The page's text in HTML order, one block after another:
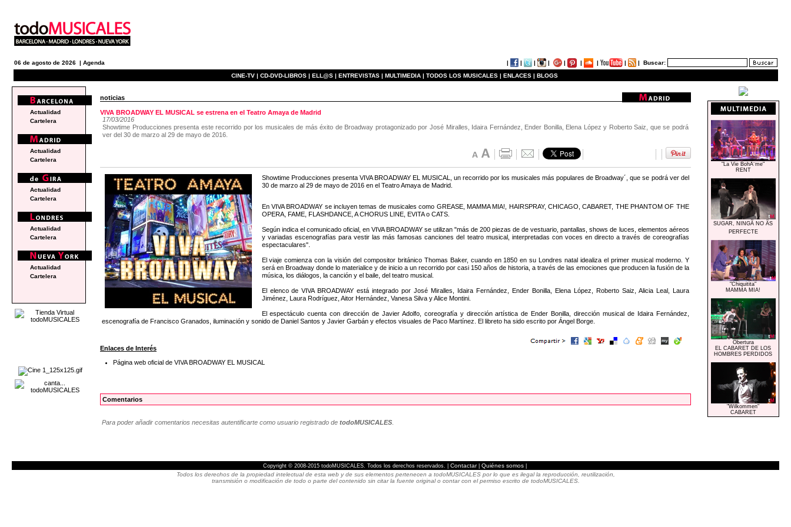
06 de agosto de 2026 | Agenda | | | | | | | | | Buscar:
CINE-TV | CD-DVD-LIBROS | ELL@S | ENTREVISTAS | MULTIMEDIA | TODOS LOS MUSICALES | ENLACES | BLOGS
noticias
VIVA BROADWAY EL MUSICAL se estrena en el Teatro Amaya de Madrid
17/03/2016
Showtime Producciones presenta este recorrido por los musicales de más éxito de Broadway protagonizado por José Miralles, Idaira Fernández, Ender Bonilla, Elena López y Roberto Saiz, que se podrá
ver del 30 de marzo al 29 de mayo de 2016.
Showtime Producciones presenta VIVA BROADWAY EL MUSICAL, un recorrido por los musicales más populares de Broadway´, que se podrá ver del
30 de marzo al 29 de mayo de 2016 en el Teatro Amaya de Madrid.
En VIVA BROADWAY se incluyen temas de musicales como GREASE, MAMMA MIA!, HAIRSPRAY, CHICAGO, CABARET, THE PHANTOM OF THE
OPERA, FAME, FLASHDANCE, A CHORUS LINE, EVITA o CATS.
Según indica el comunicado oficial, en VIVA BROADWAY se utilizan "más de 200 piezas de de vestuario, pantallas, shows de luces, elementos aéreos
y variadas escenografías para vestir las más famosas canciones del teatro musical, interpretadas con voces en directo a través de coreografías
espectaculares".
El viaje comienza con la visión del compositor británico Thomas Baker, cuando en 1850 en su Londres natal idealiza el primer musical moderno. Y
será en Broadway donde lo materialice y de inicio a un recorrido por casi 150 años de historia, a través de las emociones que producen la fusión de la
música, los diálogos, la canción y el baile, del teatro musical.
El elenco de VIVA BROADWAY está integrado por José Miralles, Idaira Fernández, Ender Bonilla, Elena López, Roberto Saiz, Alicia Leal, Laura
Jiménez, Laura Rodríguez, Aitor Hernández, Vanesa Silva y Alice Montini.
El espectáculo cuenta con dirección de Javier Adolfo, coreografía y dirección artística de Ender Bonilla, dirección musical de Idaira Fernández,
escenografía de Francisco Granados, iluminación y sonido de Daniel Santos y Javier Garbán y efectos visuales de Paco Martínez. El libreto ha sido escrito por Ángel Borge.
Enlaces de Interés
Página web oficial de VIVA BROADWAY EL MUSICAL
Comentarios
Para poder añadir comentarios necesitas autentificarte como usuario registrado detodoMUSICALES.
Actualidad
Cartelera
Actualidad
Cartelera
Actualidad
Cartelera
Actualidad
Cartelera
Actualidad
Cartelera
"La Vie BohÃ¨me"
RENT
SUGAR, NINGÃ NO ÃS
PERFECTE
"Chiquitita"
MAMMA MIA!
Obertura
EL CABARET DE LOS
HOMBRES PERDIDOS
"Wilkommen"
CABARET
Copyright © 2008-2015 todoMUSICALES. Todos los derechos reservados. | Contactar| Quiénes somos|
Todos los derechos de la propiedad intelectual de esta web y de sus elementos pertenecen a todoMUSICALES por lo que es ilegal la reproducción, reutilización,
transmisión o modificación de todo o parte del contenido sin citar la fuente original o contar con el permiso escrito de todoMUSICALES.